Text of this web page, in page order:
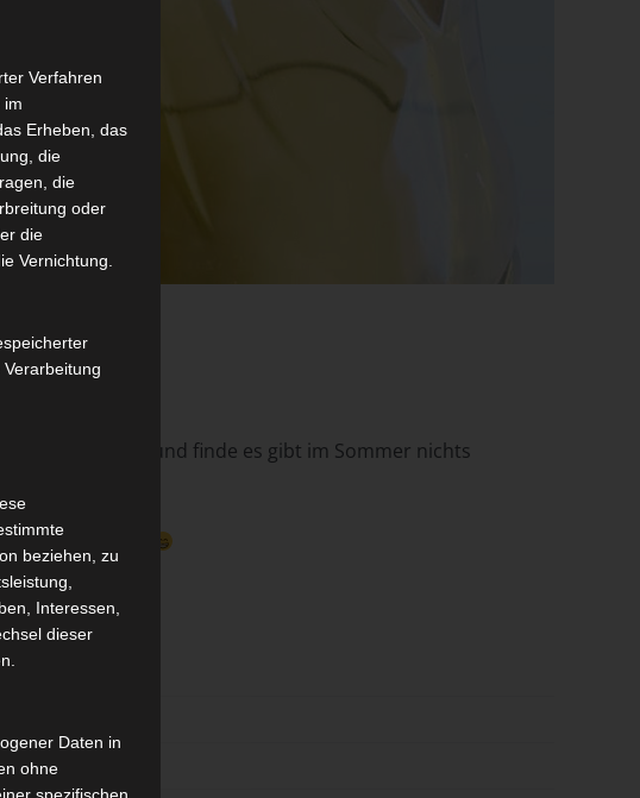
von Eistees und finde es gibt im Sommer nichts
können.
Verfahren
im
Erheben, das
die
die
oder
die
Vernichtung.
beziehen, zu
Interessen,
dieser
Daten in
ohne